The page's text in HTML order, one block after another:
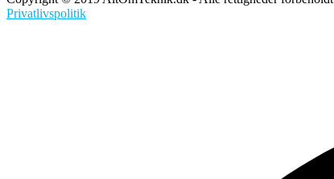
Privatlivspolitik